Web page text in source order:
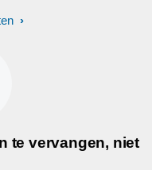
te vervangen, niet